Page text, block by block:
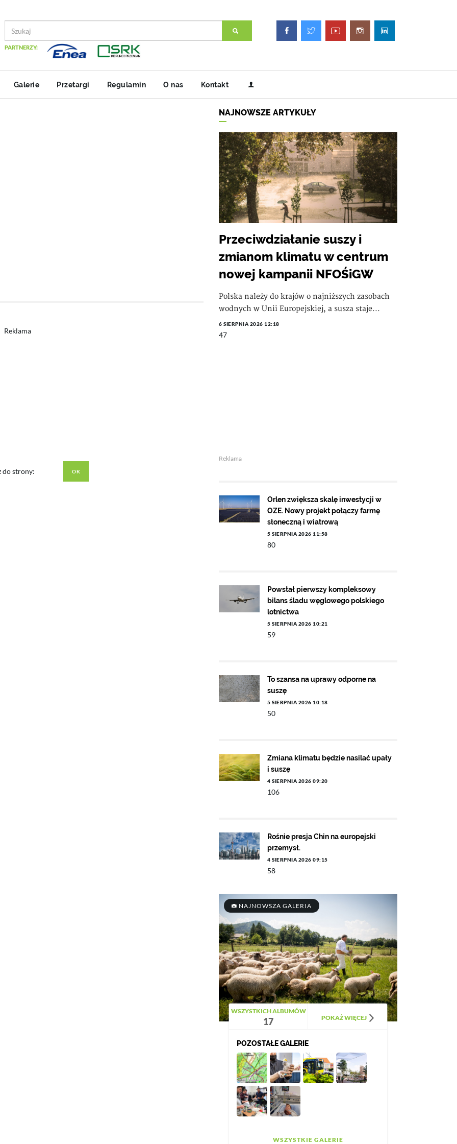
PARTNERZY:
Galerie Przetargi Regulamin O nas Kontakt
Reklama
do strony:
NAJNOWSZE ARTYKUŁY
Przeciwdziałanie suszy i
zmianom klimatu w centrum
nowej kampanii NFOŚiGW
Polska należy do krajów o najniższych zasobach
wodnych w Unii Europejskiej, a susza staje...
6 SIERPNIA 2026 12:18
47
Reklama
Orlen zwiększa skalę inwestycji w
OZE. Nowy projekt połączy farmę
słoneczną i wiatrową
5 SIERPNIA 2026 11:58
80
Powstał pierwszy kompleksowy
bilans śladu węglowego polskiego
lotnictwa
5 SIERPNIA 2026 10:21
59
To szansa na uprawy odporne na
suszę
5 SIERPNIA 2026 10:18
50
Zmiana klimatu będzie nasilać upały
i suszę
4 SIERPNIA 2026 09:20
106
Rośnie presja Chin na europejski
przemysł.
4 SIERPNIA 2026 09:15
58
NAJNOWSZA GALERIA
WSZYSTKICH ALBUMÓW
17 POKAŻ WIĘCEJ
POZOSTAŁE GALERIE
WSZYSTKIE GALERIE